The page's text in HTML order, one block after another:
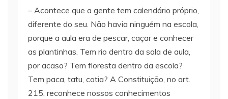
– Acontece que a gente tem calendário próprio,
diferente do seu. Não havia ninguém na escola,
porque a aula era de pescar, caçar e conhecer
as plantinhas. Tem rio dentro da sala de aula,
por acaso? Tem floresta dentro da escola?
Tem paca, tatu, cotia? A Constituição, no art.
215, reconhece nossos conhecimentos